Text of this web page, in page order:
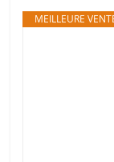
MEILLEURE